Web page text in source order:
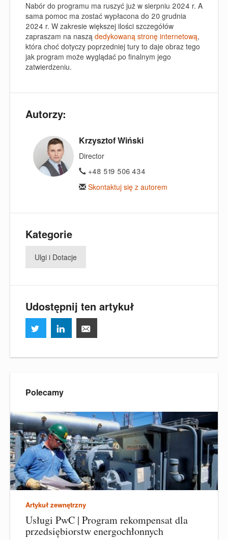
Nabór do programu ma ruszyć już w sierpniu 2024 r. A
sama pomoc ma zostać wypłacona do 20 grudnia
2024 r. W zakresie większej ilości szczegółów
zapraszam na naszą dedykowaną stronę internetową,
która choć dotyczy poprzedniej tury to daje obraz tego
jak program może wyglądać po finalnym jego
zatwierdzeniu.
Autorzy:
Krzysztof Wiński
Director
+48 519 506 434
Skontaktuj się z autorem
Kategorie
Ulgi i Dotacje
Udostępnij ten artykuł
Polecamy
Artykuł zewnętrzny
Usługi PwC | Program rekompensat dla
przedsiębiorstw energochłonnych